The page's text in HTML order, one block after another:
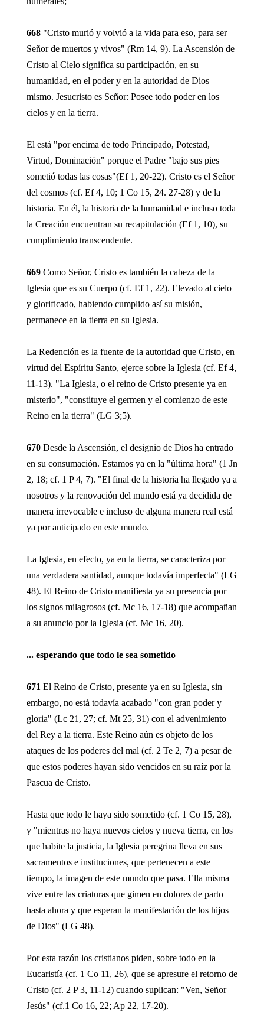
668"Cristo murió y volvió a la vida para eso, para ser
Señor de muertos y vivos" (Rm 14, 9). La Ascensión de
Cristo al Cielo significa su participación, en su
humanidad, en el poder y en la autoridad de Dios
mismo. Jesucristo es Señor: Posee todo poder en los
cielos y en la tierra.
El está "por encima de todo Principado, Potestad,
Virtud, Dominación" porque el Padre "bajo sus pies
sometió todas las cosas"(Ef 1, 20-22). Cristo es el Señor
del cosmos (cf. Ef 4, 10; 1 Co 15, 24. 27-28) y de la
historia. En él, la historia de la humanidad e incluso toda
la Creación encuentran su recapitulación (Ef 1, 10), su
cumplimiento transcendente.
669Como Señor, Cristo es también la cabeza de la
Iglesia que es su Cuerpo (cf. Ef 1, 22). Elevado al cielo
y glorificado, habiendo cumplido así su misión,
permanece en la tierra en su Iglesia.
La Redención es la fuente de la autoridad que Cristo, en
virtud del Espíritu Santo, ejerce sobre la Iglesia (cf. Ef 4,
11-13). "La Iglesia, o el reino de Cristo presente ya en
misterio", "constituye el germen y el comienzo de este
Reino en la tierra" (LG 3;5).
670Desde la Ascensión, el designio de Dios ha entrado
en su consumación. Estamos ya en la "última hora" (1 Jn
2, 18; cf. 1 P 4, 7). "El final de la historia ha llegado ya a
nosotros y la renovación del mundo está ya decidida de
manera irrevocable e incluso de alguna manera real está
ya por anticipado en este mundo.
La Iglesia, en efecto, ya en la tierra, se caracteriza por
una verdadera santidad, aunque todavía imperfecta" (LG
48). El Reino de Cristo manifiesta ya su presencia por
los signos milagrosos (cf. Mc 16, 17-18) que acompañan
a su anuncio por la Iglesia (cf. Mc 16, 20).
... esperando que todo le sea sometido
671 El Reino de Cristo, presente ya en su Iglesia, sin
embargo, no está todavía acabado "con gran poder y
gloria" (Lc 21, 27; cf. Mt 25, 31) con el advenimiento
del Rey a la tierra. Este Reino aún es objeto de los
ataques de los poderes del mal (cf. 2 Te 2, 7) a pesar de
que estos poderes hayan sido vencidos en su raíz por la
Pascua de Cristo.
Hasta que todo le haya sido sometido (cf. 1 Co 15, 28),
y "mientras no haya nuevos cielos y nueva tierra, en los
que habite la justicia, la Iglesia peregrina lleva en sus
sacramentos e instituciones, que pertenecen a este
tiempo, la imagen de este mundo que pasa. Ella misma
vive entre las criaturas que gimen en dolores de parto
hasta ahora y que esperan la manifestación de los hijos
de Dios" (LG 48).
Por esta razón los cristianos piden, sobre todo en la
Eucaristía (cf. 1 Co 11, 26), que se apresure el retorno de
Cristo (cf. 2 P 3, 11-12) cuando suplican: "Ven, Señor
Jesús" (cf.1 Co 16, 22; Ap 22, 17-20).